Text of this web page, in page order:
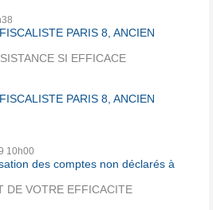
PARIS 8, ANCIEN
SI EFFICACE
PARIS 8, ANCIEN
10h00
des comptes non déclarés à
DE VOTRE EFFICACITE